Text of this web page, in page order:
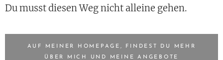
Du musst diesen Weg nicht alleine gehen.
AUF MEINER HOMEPAGE, FINDEST DU MEHR
ÜBER MICH UND MEINE ANGEBOTE